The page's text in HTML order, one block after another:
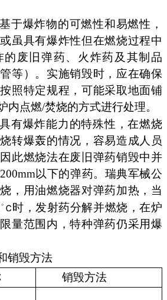
于爆炸物的可燃性和易燃性，
虽具有爆炸性但在燃烧过程中
废旧弹药、火炸药及其制品
等）。实施销毁时，应在确保
照特定规程，可能采取地面铺
内点燃/焚烧的方式进行处理。
有爆炸能力的特殊性，在燃烧
转爆轰的情况，容易造成人员
此燃烧法在废旧弹药销毁中并
以下的弹药。瑞典军械公
，用油燃烧器对弹药加热，当
时，发射药分解并燃烧，在炉
量范围内，特种弹药仍采用爆
销毁方法
销毁方法